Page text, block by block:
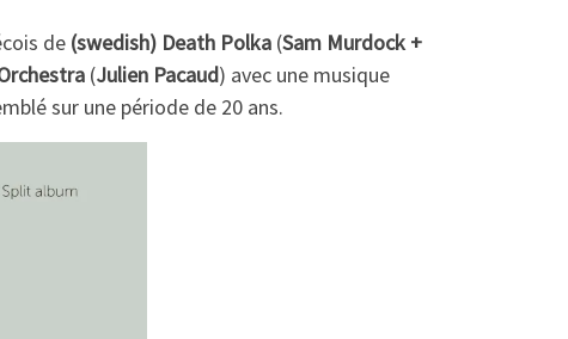
de (swedish) Death Polka (Sam Murdock +
(Julien Pacaud) avec une musique
sur une période de 20 ans.